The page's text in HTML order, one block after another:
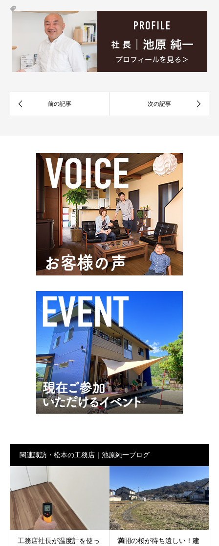
関連諏訪・松本の工務店｜池原純一ブログ
工務店社長が温度計を使っ 満開の桜が待ち遠しい！建